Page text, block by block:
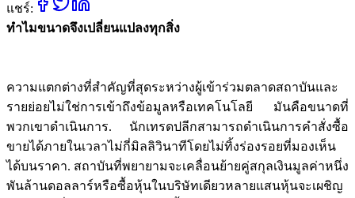
แชร์:
ทำไมขนาดจึงเปลี่ยนแปลงทุกสิ่ง
ความแตกต่างที่สำคัญที่สุดระหว่างผู้เข้าร่วมตลาดสถาบันและ
รายย่อยไม่ใช่การเข้าถึงข้อมูลหรือเทคโนโลยี มันคือขนาดที่
พวกเขาดำเนินการ. นักเทรดปลีกสามารถดำเนินการคำสั่งซื้อ
ขายได้ภายในเวลาไม่กี่มิลลิวินาทีโดยไม่ทิ้งร่องรอยที่มองเห็น
ได้บนราคา. สถาบันที่พยายามจะเคลื่อนย้ายคู่สกุลเงินมูลค่าหนึ่ง
พันล้านดอลลาร์หรือซื้อหุ้นในบริษัทเดียวหลายแสนหุ้นจะเผชิญ